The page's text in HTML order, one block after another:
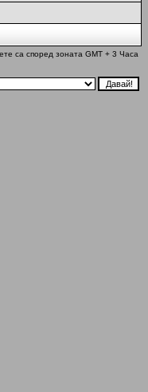
са според зоната GMT + 3 Часа